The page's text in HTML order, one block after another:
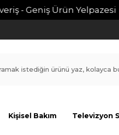
- Geniş Ürün Yelpazesi
Kişisel Bakım Televizyon